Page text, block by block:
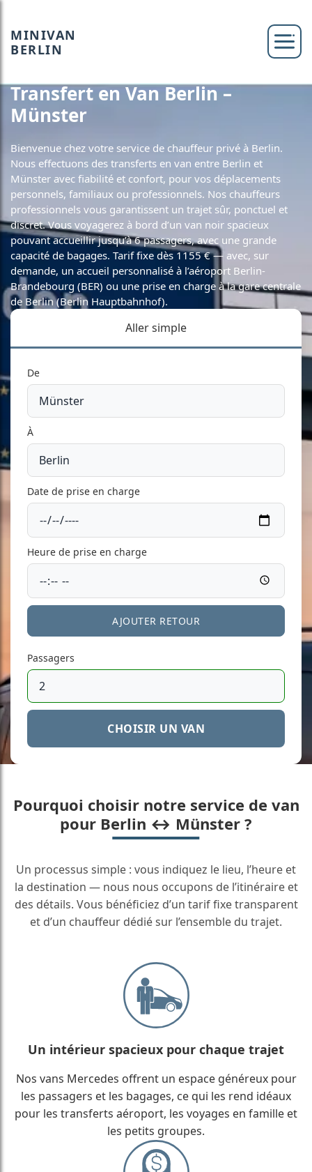
MINIVAN
BERLIN
Transfert en Van Berlin –
Münster
Bienvenue chez votre service de chauffeur privé à Berlin.
Nous effectuons des transferts en van entre Berlin et
Münster avec fiabilité et confort, pour vos déplacements
personnels, familiaux ou professionnels. Nos chauffeurs
professionnels vous garantissent un trajet sûr, ponctuel et
discret. Vous voyagerez à bord d’un van noir spacieux
pouvant accueillir jusqu’à 6 passagers, avec une grande
capacité de bagages. Tarif fixe dès 1155 € — avec, sur
demande, un accueil personnalisé à l’aéroport Berlin-
Brandebourg (BER) ou une prise en charge à la gare centrale
de Berlin (Berlin Hauptbahnhof).
Aller simple
De
À
Date de prise en charge
Heure de prise en charge
AJOUTER RETOUR
Passagers
CHOISIR UN VAN
Pourquoi choisir notre service de van
pour Berlin ↔ Münster ?
Un processus simple : vous indiquez le lieu, l’heure et
la destination — nous nous occupons de l’itinéraire et
des détails. Vous bénéficiez d’un tarif fixe transparent
et d’un chauffeur dédié sur l’ensemble du trajet.
Un intérieur spacieux pour chaque trajet
Nos vans Mercedes offrent un espace généreux pour
les passagers et les bagages, ce qui les rend idéaux
pour les transferts aéroport, les voyages en famille et
les petits groupes.